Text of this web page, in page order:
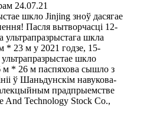
24.07.21
шкло Jinjing зноў дасягае
Пасля вытворчасці 12-
ультрапразрыстага шкла
* 23 м у 2021 годзе, 15-
ультрапразрыстае шкло
м * 26 м паспяхова сышло з
ў Шаньдунскім навукова-
прадпрыемстве
And Technology Stock Co.,